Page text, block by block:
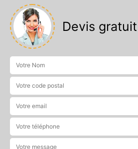
Devis gratuit